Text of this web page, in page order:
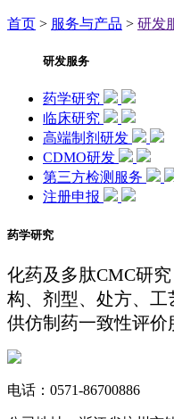
首页 > 服务与产品 > 研发
研发服务
药学研究
临床研究
高端制剂研发
CDMO研发
第三方检测服务
注册申报
药学研究
化药及多肽CMC研
构、剂型、处方、
供仿制药一致性评价
电话： 0571-86700886